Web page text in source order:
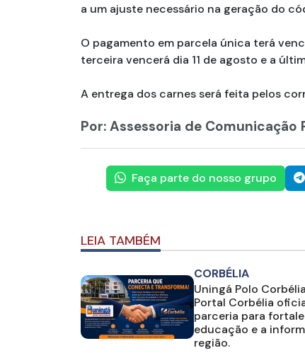
a um ajuste necessário na geração do
O pagamento em parcela única terá
terceira vencerá dia 11 de agosto e a
A entrega dos carnes será feita pelos
Por: Assessoria de Comunicação
Faça parte do nosso grupo
LEIA TAMBÉM
CORBÉLIA
Uningá Polo
Portal Corbélia
parceria para
educação e a
região.